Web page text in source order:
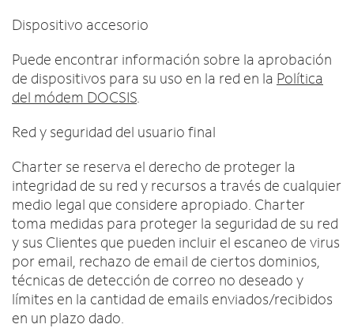
Dispositivo accesorio
Puede encontrar información sobre la aprobación
de dispositivos para su uso en la red en la Política
del módem DOCSIS.
Red y seguridad del usuario final
Charter se reserva el derecho de proteger la
integridad de su red y recursos a través de cualquier
medio legal que considere apropiado. Charter
toma medidas para proteger la seguridad de su red
y sus Clientes que pueden incluir el escaneo de virus
por email, rechazo de email de ciertos dominios,
técnicas de detección de correo no deseado y
límites en la cantidad de emails enviados/recibidos
en un plazo dado.